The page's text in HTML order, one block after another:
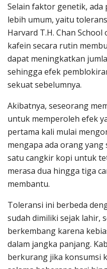
Selain faktor genetik, ada
lebih umum, yaitu
Harvard T.H. Chan
kafein secara rutin
dapat meningkatkan
sehingga efek
sekuat sebelumnya.
Akibatnya, seseorang
untuk memperoleh efek
pertama kali mulai
mengapa ada orang
satu cangkir kopi untuk
merasa dua hingga tiga
membantu.
Toleransi ini berbeda
sudah dimiliki sejak lahir,
berkembang karena
dalam jangka panjang.
berkurang jika konsumsi